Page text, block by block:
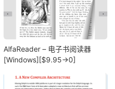
AlfaReader – 电子书阅读器
[Windows][$9.95→0]